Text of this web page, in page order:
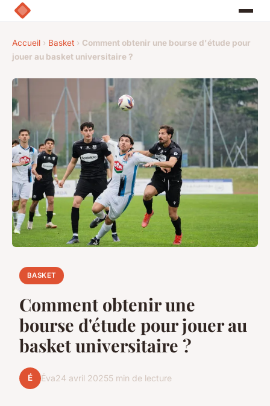
Accueil › Basket › Comment obtenir une bourse d'étude pour
jouer au basket universitaire ?
BASKET
Comment obtenir une
bourse d'étude pour jouer au
basket universitaire ?
É Éva24 avril 20255 min de lecture